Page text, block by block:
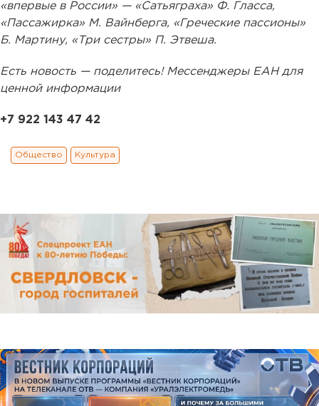
«впервые в России» — «Сатьяграха» Ф. Гласса,
«Пассажирка» М. Вайнберга, «Греческие пассионы»
Б. Мартину, «Три сестры» П. Этвеша.
Есть новость — поделитесь! Мессенджеры ЕАН для
ценной информации
+7 922 143 47 42
Общество Культура